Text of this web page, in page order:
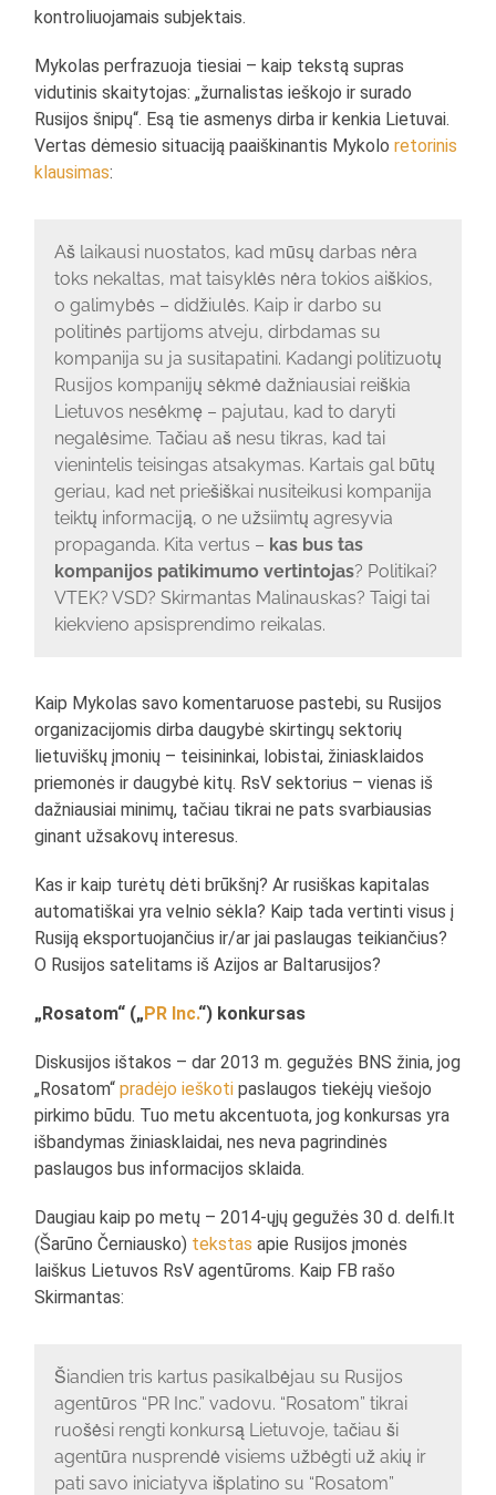
kontroliuojamais subjektais.
Mykolas perfrazuoja tiesiai – kaip tekstą supras
vidutinis skaitytojas: „žurnalistas ieškojo ir surado
Rusijos šnipų“. Esą tie asmenys dirba ir kenkia Lietuvai.
Vertas dėmesio situaciją paaiškinantis Mykoloretorinis
klausimas:
Aš laikausi nuostatos, kad mūsų darbas nėra
toks nekaltas, mat taisyklės nėra tokios aiškios,
o galimybės – didžiulės. Kaip ir darbo su
politinės partijoms atveju, dirbdamas su
kompanija su ja susitapatini. Kadangi politizuotų
Rusijos kompanijų sėkmė dažniausiai reiškia
Lietuvos nesėkmę – pajutau, kad to daryti
negalėsime. Tačiau aš nesu tikras, kad tai
vienintelis teisingas atsakymas. Kartais gal būtų
geriau, kad net priešiškai nusiteikusi kompanija
teiktų informaciją, o ne užsiimtų agresyvia
propaganda. Kita vertus – kas bus tas
kompanijos patikimumo vertintojas? Politikai?
VTEK? VSD? Skirmantas Malinauskas? Taigi tai
kiekvieno apsisprendimo reikalas.
Kaip Mykolas savo komentaruose pastebi, su Rusijos
organizacijomis dirba daugybė skirtingų sektorių
lietuviškų įmonių – teisininkai, lobistai, žiniasklaidos
priemonės ir daugybė kitų. RsV sektorius – vienas iš
dažniausiai minimų, tačiau tikrai ne pats svarbiausias
ginant užsakovų interesus.
Kas ir kaip turėtų dėti brūkšnį? Ar rusiškas kapitalas
automatiškai yra velnio sėkla? Kaip tada vertinti visus į
Rusiją eksportuojančius ir/ar jai paslaugas teikiančius?
O Rusijos satelitams iš Azijos ar Baltarusijos?
„Rosatom“ („ PR Inc.“) konkursas
Diskusijos ištakos – dar 2013 m. gegužės BNS žinia, jog
„Rosatom“pradėjo ieškoti paslaugos tiekėjų viešojo
pirkimo būdu. Tuo metu akcentuota, jog konkursas yra
išbandymas žiniasklaidai, nes neva pagrindinės
paslaugos bus informacijos sklaida.
Daugiau kaip po metų – 2014-ųjų gegužės 30 d. delfi.lt
(Šarūno Černiausko) tekstas apie Rusijos įmonės
laiškus Lietuvos RsV agentūroms. Kaip FB rašo
Skirmantas:
Šiandien tris kartus pasikalbėjau su Rusijos
agentūros “PR Inc.” vadovu. “Rosatom” tikrai
ruošėsi rengti konkursą Lietuvoje, tačiau ši
agentūra nusprendė visiems užbėgti už akių ir
pati savo iniciatyva išplatino su “Rosatom”